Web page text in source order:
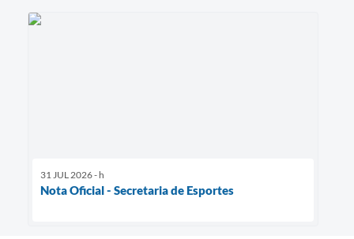
31 JUL 2026 - h
Nota Oficial - Secretaria de Esportes